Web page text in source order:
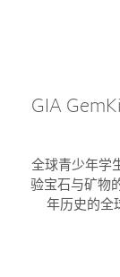
GIA
全球青少年学
验宝石与矿物
年历史的全